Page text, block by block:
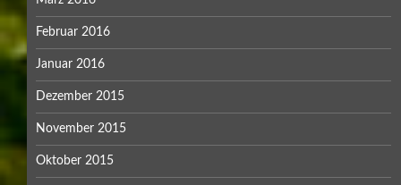
Februar 2016
Januar 2016
Dezember 2015
November 2015
Oktober 2015